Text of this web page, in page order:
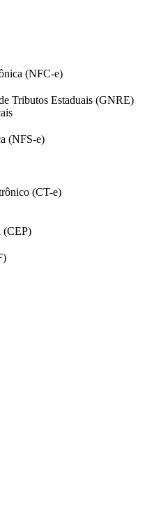
(NFC-e)
Tributos Estaduais (GNRE)
(NFS-e)
(CT-e)
(CEP)